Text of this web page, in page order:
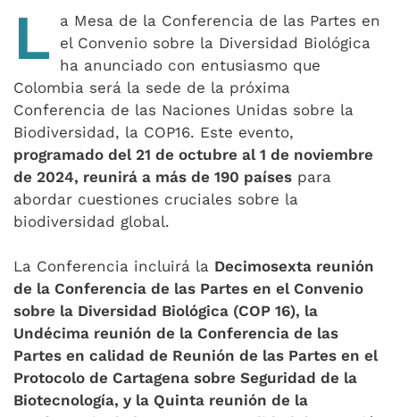
L
a Mesa de la Conferencia de las Partes en
el Convenio sobre la Diversidad Biológica
ha anunciado con entusiasmo que
Colombia será la sede de la próxima
Conferencia de las Naciones Unidas sobre la
Biodiversidad, la COP16. Este evento,
programado del 21 de octubre al 1 de noviembre
de 2024, reunirá a más de 190 países para
abordar cuestiones cruciales sobre la
biodiversidad global.
La Conferencia incluirá la Decimosexta reunión
de la Conferencia de las Partes en el Convenio
sobre la Diversidad Biológica (COP 16), la
Undécima reunión de la Conferencia de las
Partes en calidad de Reunión de las Partes en el
Protocolo de Cartagena sobre Seguridad de la
Biotecnología, y la Quinta reunión de la